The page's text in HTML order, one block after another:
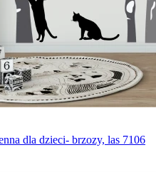
dla dzieci- brzozy, las 7106